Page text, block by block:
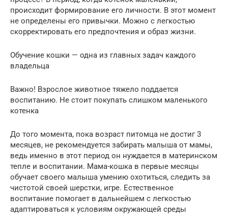
происходит формирование его личности. В этот момент
не определены его привычки. Можно с легкостью
скорректировать его предпочтения и образ жизни.
Обучение кошки — одна из главных задач каждого
владельца
Важно! Взрослое животное тяжело поддается
воспитанию. Не стоит покупать слишком маленького
котенка
До того момента, пока возраст питомца не достиг 3
месяцев, не рекомендуется забирать малыша от мамы,
ведь именно в этот период он нуждается в материнском
тепле и воспитании. Мама-кошка в первые месяцы
обучает своего малыша умению охотиться, следить за
чистотой своей шерстки, игре. Естественное
воспитание помогает в дальнейшем с легкостью
адаптироваться к условиям окружающей среды